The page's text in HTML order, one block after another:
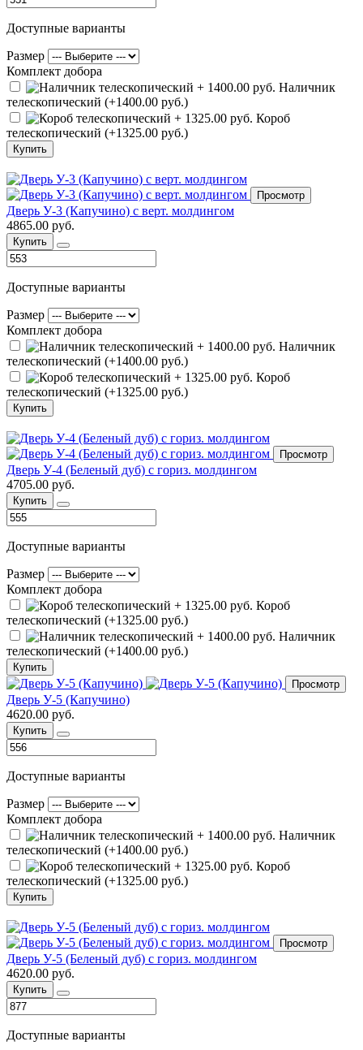
Доступные варианты
Размер
Комплект добора
Наличник
телескопический (+1400.00 руб.)
Короб
телескопический (+1325.00 руб.)
Купить
Просмотр
Дверь У-3 (Капучино) с верт. молдингом
4865.00 руб.
Купить
Доступные варианты
Размер
Комплект добора
Наличник
телескопический (+1400.00 руб.)
Короб
телескопический (+1325.00 руб.)
Купить
Просмотр
Дверь У-4 (Беленый дуб) с гориз. молдингом
4705.00 руб.
Купить
Доступные варианты
Размер
Комплект добора
Короб
телескопический (+1325.00 руб.)
Наличник
телескопический (+1400.00 руб.)
Купить
Просмотр
Дверь У-5 (Капучино)
4620.00 руб.
Купить
Доступные варианты
Размер
Комплект добора
Наличник
телескопический (+1400.00 руб.)
Короб
телескопический (+1325.00 руб.)
Купить
Просмотр
Дверь У-5 (Беленый дуб) с гориз. молдингом
4620.00 руб.
Купить
Доступные варианты